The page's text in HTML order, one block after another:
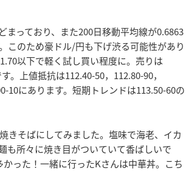
っており、また200日移動平均線が0.6863
このため豪ドル/円も下げ渋る可能性があり
以下で軽く試し買い程度に。売りは
上値抵抗は112.40-50，112.80-90，
10にあります。短期トレンドは113.50-60の
きそばにしてみました。塩味で海老、イカ
も所々に焼き目がついていて香ばしいで
った！一緒に行ったKさんは中華丼。こち